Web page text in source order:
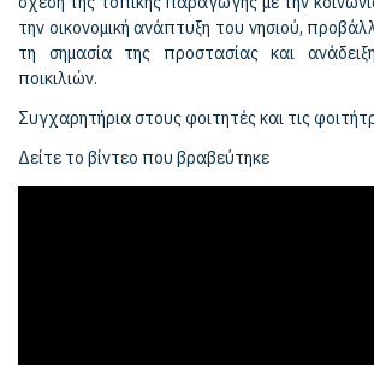
την οικονομική ανάπτυξη του νησιού,
τη σημασία της προστασίας και
ποικιλιών.
Συγχαρητήρια στους φοιτητές και τις
Δείτε το βίντεο που βραβεύτηκε